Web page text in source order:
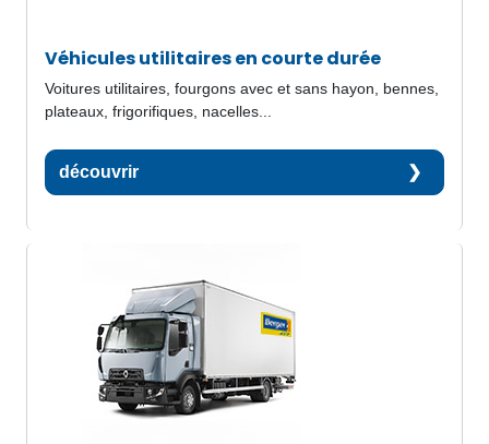
Véhicules utilitaires en courte durée
Voitures utilitaires, fourgons avec et sans hayon, bennes,
plateaux, frigorifiques, nacelles...
découvrir